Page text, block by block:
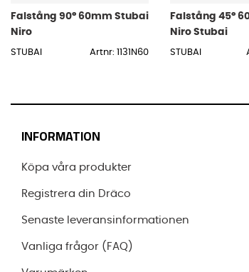
Falstång 90° 60mm Stubai
Niro
STUBAI Artnr: 1131N60
Falstång 45°
Niro Stubai
STUBAI
INFORMATION
Köpa våra produkter
Registrera din Dräco
Senaste leveransinformationen
Vanliga frågor (FAQ)